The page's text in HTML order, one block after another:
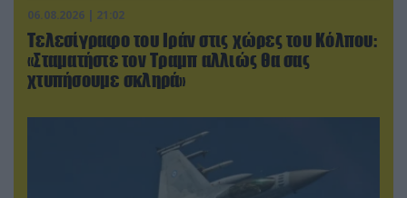
06.08.2026 | 21:02
Τελεσίγραφο του Ιράν στις χώρες του Κόλπου:
«Σταματήστε τον Τραμπ αλλιώς θα σας
χτυπήσουμε σκληρά»